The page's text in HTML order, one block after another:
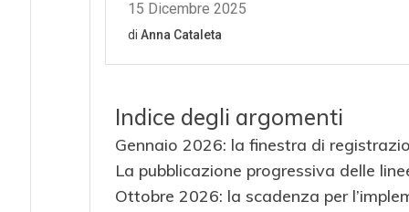
Indice degli argomenti
Gennaio 2026: la finestra di
La pubblicazione progressiva delle
Ottobre 2026: la scadenza per